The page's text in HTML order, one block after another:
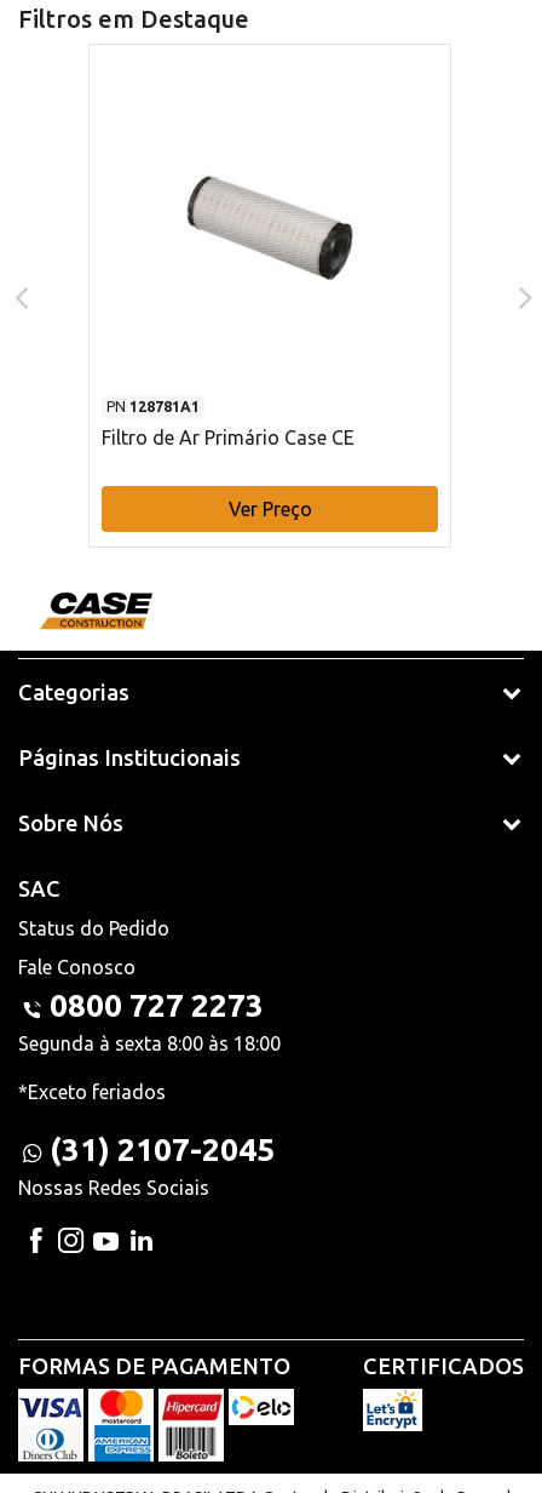
Filtros em Destaque
PN 128781A1
Filtro de Ar Primário Case CE
Ver Preço
Categorias
Páginas Institucionais
Sobre Nós
SAC
Status do Pedido
Fale Conosco
0800 727 2273
Segunda à sexta 8:00 às 18:00
*Exceto feriados
(31) 2107-2045
Nossas Redes Sociais
FORMAS DE PAGAMENTO CERTIFICADOS